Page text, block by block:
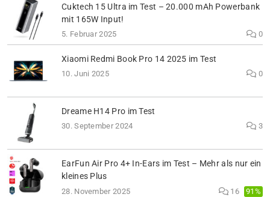
Cuktech 15 Ultra im Test – 20.000 mAh Powerbank
mit 165W Input!
5. Februar 2025 0
Xiaomi Redmi Book Pro 14 2025 im Test
10. Juni 2025 0
Dreame H14 Pro im Test
30. September 2024 3
EarFun Air Pro 4+ In-Ears im Test – Mehr als nur ein
kleines Plus
28. November 2025 16 91%